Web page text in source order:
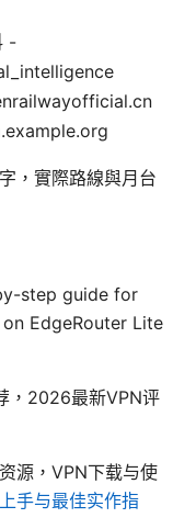
-
，實際路線與月台
step guide for
on EdgeRouter Lite
，2026最新VPN评
源，VPN下载与使
手与最佳实作指